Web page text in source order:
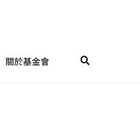
關於基金會